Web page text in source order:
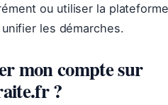
ou utiliser la
les démarches.
mon compte sur
?